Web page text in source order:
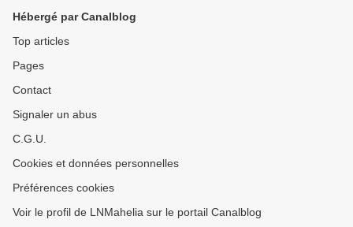
Hébergé par Canalblog
Top articles
Pages
Contact
Signaler un abus
C.G.U.
Cookies et données personnelles
Préférences cookies
Voir le profil de LNMahelia sur le portail Canalblog